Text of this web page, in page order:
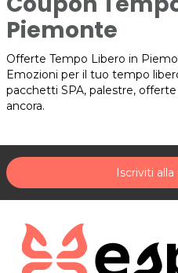
Piemonte
Offerte Tempo Libero in
Emozioni per il tuo tempo
pacchetti SPA, palestre,
ancora.
Iscriviti